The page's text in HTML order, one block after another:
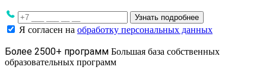
Узнать подробнее
Я согласен на обработку персональных данных
Более 2500+ программ Большая база собственных
образовательных программ